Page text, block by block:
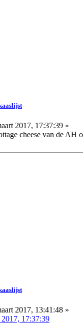
2017, 17:37:39 »
cheese van de AH
2017, 13:41:48 »
17:37:39